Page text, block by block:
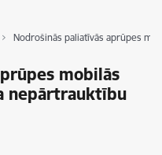
Nodrošinās paliatīvās aprūpes
mobilās
nepārtrauktību